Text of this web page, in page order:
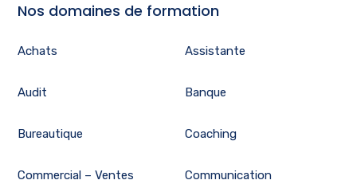
Nos domaines de formation
Achats Assistante
Audit Banque
Bureautique Coaching
Commercial – Ventes Communication